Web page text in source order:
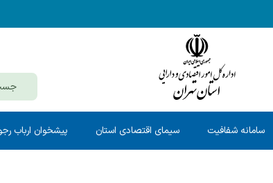
سامانه شفافیت سیمای اقتصادی استان پیشخوان ارباب